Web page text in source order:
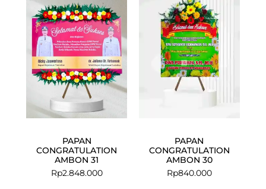
PAPAN
CONGRATULATION
AMBON 31
Rp2.848.000
PAPAN
CONGRATULATION
AMBON 30
Rp840.000